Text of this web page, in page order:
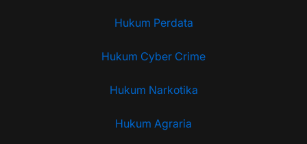
Hukum Perdata
Hukum Cyber Crime
Hukum Narkotika
Hukum Agraria